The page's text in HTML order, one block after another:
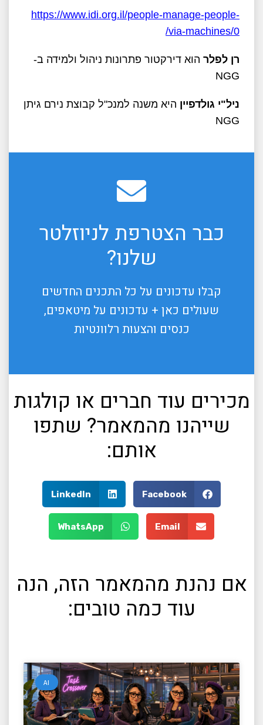
https://www.idi.org.il/people-manage-people-
via-machines/0/
רן לפלר הוא דירקטור פתרונות ניהול ולמידה ב-
NGG
ניל"י גולדפיין היא משנה למנכ"ל קבוצת נירם גיתן
NGG
כבר הצטרפת לניוזלטר
שלנו?
קבלו עדכונים על כל התכנים החדשים
שעולים כאן + עדכונים על מיטאפים,
כנסים והצעות רלוונטיות
מכירים עוד חברים או קולגות
שייהנו מהמאמר? שתפו
אותם:
Facebook
LinkedIn
Email
WhatsApp
אם נהנת מהמאמר הזה, הנה
עוד כמה טובים:
AI